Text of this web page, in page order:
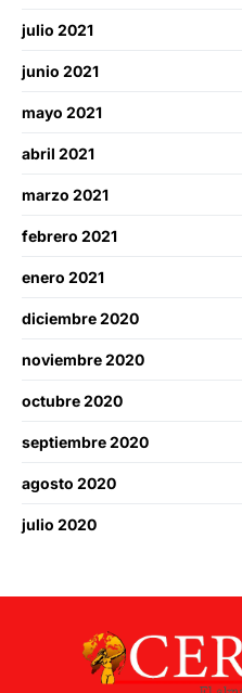
julio 2021
junio 2021
mayo 2021
abril 2021
marzo 2021
febrero 2021
enero 2021
diciembre 2020
noviembre 2020
octubre 2020
septiembre 2020
agosto 2020
julio 2020